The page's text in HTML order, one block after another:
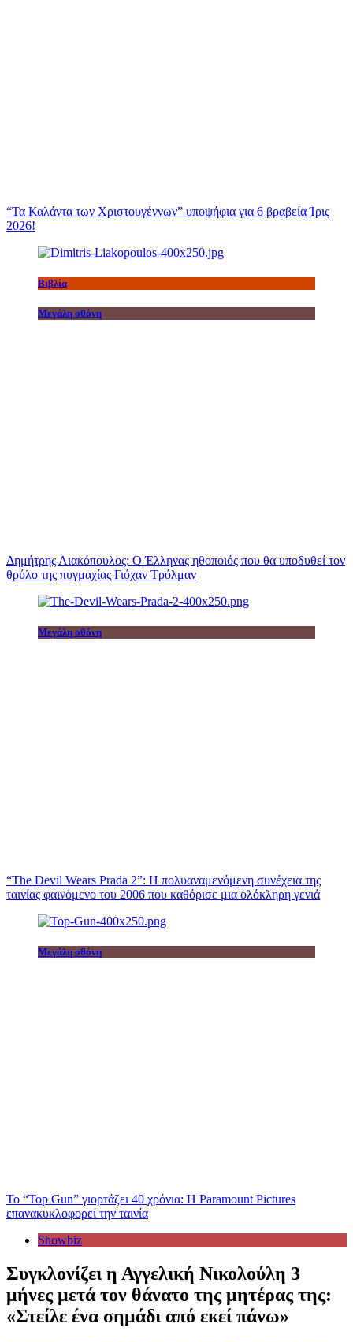
“Τα Καλάντα των Χριστουγέννων” υποψήφια για 6 βραβεία Ίρις
2026!
Βιβλία
Μεγάλη οθόνη
Δημήτρης Λιακόπουλος: Ο Έλληνας ηθοποιός που θα υποδυθεί τον
θρύλο της πυγμαχίας Γιόχαν Τρόλμαν
Μεγάλη οθόνη
“The Devil Wears Prada 2”: Η πολυαναμενόμενη συνέχεια της
ταινίας φαινόμενο του 2006 που καθόρισε μια ολόκληρη γενιά
Μεγάλη οθόνη
Το “Top Gun” γιορτάζει 40 χρόνια: Η Paramount Pictures
επανακυκλοφορεί την ταινία
Showbiz
Συγκλονίζει η Αγγελική Νικολούλη 3
μήνες μετά τον θάνατο της μητέρας της:
«Στείλε ένα σημάδι από εκεί πάνω»